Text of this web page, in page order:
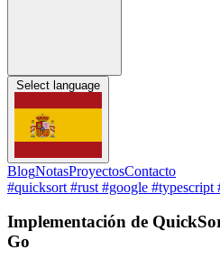
Select language
BlogNotasProyectosContacto
#quicksort #rust #google #typescript
Implementación de
Go